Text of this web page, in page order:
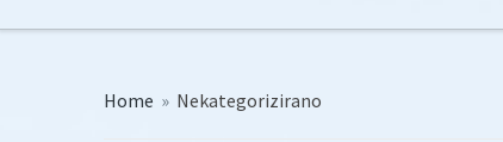
Home » Nekategorizirano